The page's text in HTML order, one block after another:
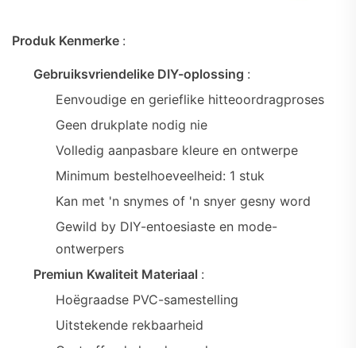
Produk Kenmerke :
Gebruiksvriendelike DIY-oplossing :
Eenvoudige en gerieflike hitteoordragproses
Geen drukplate nodig nie
Volledig aanpasbare kleure en ontwerpe
Minimum bestelhoeveelheid: 1 stuk
Kan met 'n snymes of 'n snyer gesny word
Gewild by DIY-entoesiaste en mode-
ontwerpers
Premiun Kwaliteit Materiaal :
Hoëgraadse PVC-samestelling
Uitstekende rekbaarheid